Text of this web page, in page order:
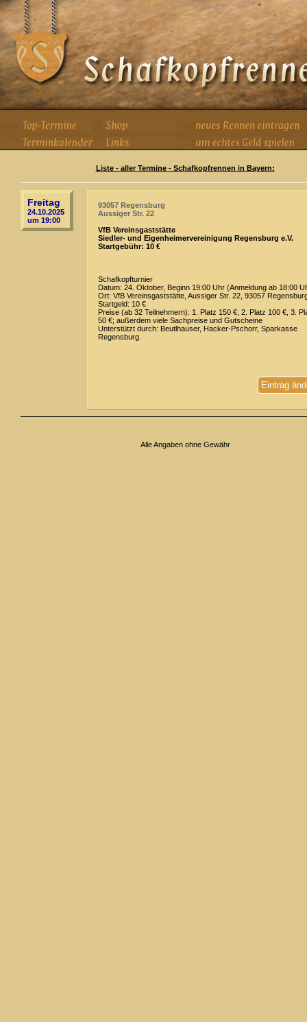
Liste - aller Termine - Schafkopfrennen in Bayern:
Freitag
24.10.2025
um 19:00
93057 Regensburg
Aussiger Str. 22
VfB Vereinsgaststätte
Siedler- und Eigenheimervereinigung Regensburg e.V.
Startgebühr: 10 €
Schafkopfturnier
Datum: 24. Oktober, Beginn 19:00 Uhr (Anmeldung ab 18:00
Ort: VfB Vereinsgaststätte, Aussiger Str. 22, 93057
Startgeld: 10 €
Preise (ab 32 Teilnehmern): 1. Platz 150 €, 2. Platz 100 €, 3.
50 €; außerdem viele Sachpreise und Gutscheine
Unterstützt durch: Beutlhauser, Hacker-Pschorr, Sparkasse
Regensburg.
Eintrag
Alle Angaben ohne Gewähr